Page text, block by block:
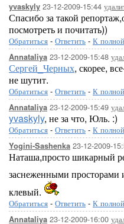
yvaskyly 23-12-2009-15:44
Спасибо за такой
посмотреть и почитать))
Обратиться - Ответить - К
Annataliya 23-12-2009-15:48
Сергей_Черных, скорее,
не шутит.
Обратиться - Ответить - К
Annataliya 23-12-2009-15:49
yvaskyly, не за что, Юль. :)
Обратиться - Ответить - К
Yogini-Sashenka 23-12-2009-
Наташа,просто шикарный
заснеженными
клевый.
Обратиться - Ответить - К
Annataliya 23-12-2009-16:00